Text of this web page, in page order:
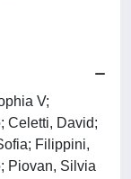
V;
Celetti, David;
Filippini,
Piovan, Silvia